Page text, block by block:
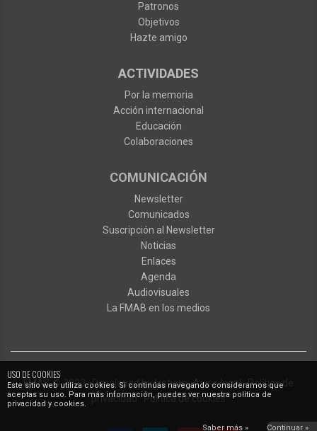
USO DE COOKIES
Este sitio web utiliza cookies. Si continúas navegando consideramos que
aceptas su uso. Para más información, puedes ver nuestra política de
privacidad y cookies.
Saber más » Continuar »
Patronos
Objetivos
Hazte amigo
ACTIVIDADES
Por la memoria
Acción internacional
Educación
Colaboraciones
COMUNICACIÓN
Newsletter
Comunicados
Suscripción al Newsletter
Noticias
Enlaces
Agenda
Audiovisuales
La FMAB en los medios
FMAB© 2023·Developed byIxotype·Aviso legal·Política de
privacidad·Política de cookies